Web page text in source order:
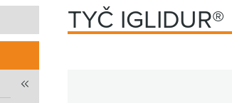
TYČ